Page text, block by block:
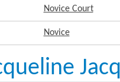
Novice Court
Novice